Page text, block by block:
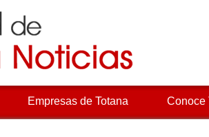
Empresas de Totana Conoce